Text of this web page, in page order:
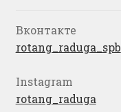
Вконтакте
rotang_raduga_spb
Instagram
rotang_raduga